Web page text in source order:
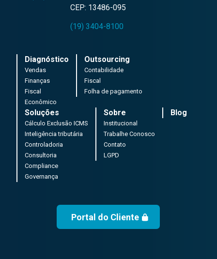
CEP: 13486-095
(19) 3404-8100
Diagnóstico
Vendas
Finanças
Fiscal
Econômico
Outsourcing
Contabilidade
Fiscal
Folha de pagamento
Soluções
Cálculo Exclusão ICMS
Inteligência tributária
Controladoria
Consultoria
Compliance
Governança
Sobre
Institucional
Trabalhe Conosco
Contato
LGPD
Blog
Portal do Cliente